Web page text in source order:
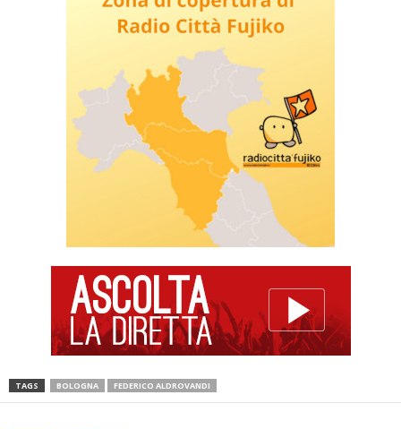
TAGS BOLOGNA FEDERICO ALDROVANDI